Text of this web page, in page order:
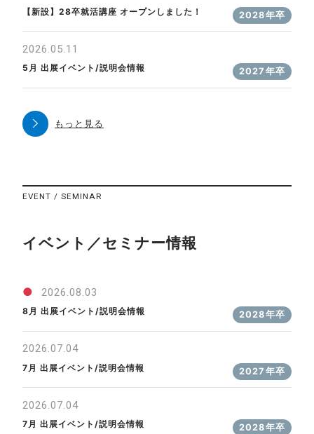
【新設】28卒就活講座 オープンしました！ 2028年卒
2026.05.11
5月 出展イベント/説明会情報 2027年卒
もっと見る
EVENT / SEMINAR
イベント／セミナー情報
● 2026.08.03
8月 出展イベント/説明会情報 2028年卒
2026.07.04
7月 出展イベント/説明会情報 2027年卒
2026.07.04
7月 出展イベント/説明会情報 2028年卒